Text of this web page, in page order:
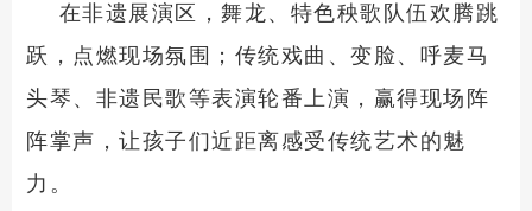
在非遗展演区，舞龙、特色秧歌队伍欢腾跳
跃，点燃现场氛围；传统戏曲、变脸、呼麦马
头琴、非遗民歌等表演轮番上演，赢得现场阵
阵掌声，让孩子们近距离感受传统艺术的魅
力。